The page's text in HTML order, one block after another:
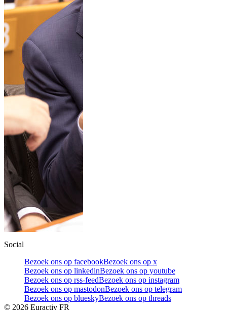
Social
Bezoek ons op facebookBezoek ons op x
Bezoek ons op linkedinBezoek ons op youtube
Bezoek ons op rss-feedBezoek ons op instagram
Bezoek ons op mastodonBezoek ons op telegram
Bezoek ons op blueskyBezoek ons op threads
© 2026 Euractiv FR